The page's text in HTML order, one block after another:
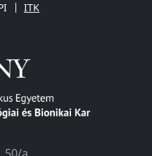
ITK